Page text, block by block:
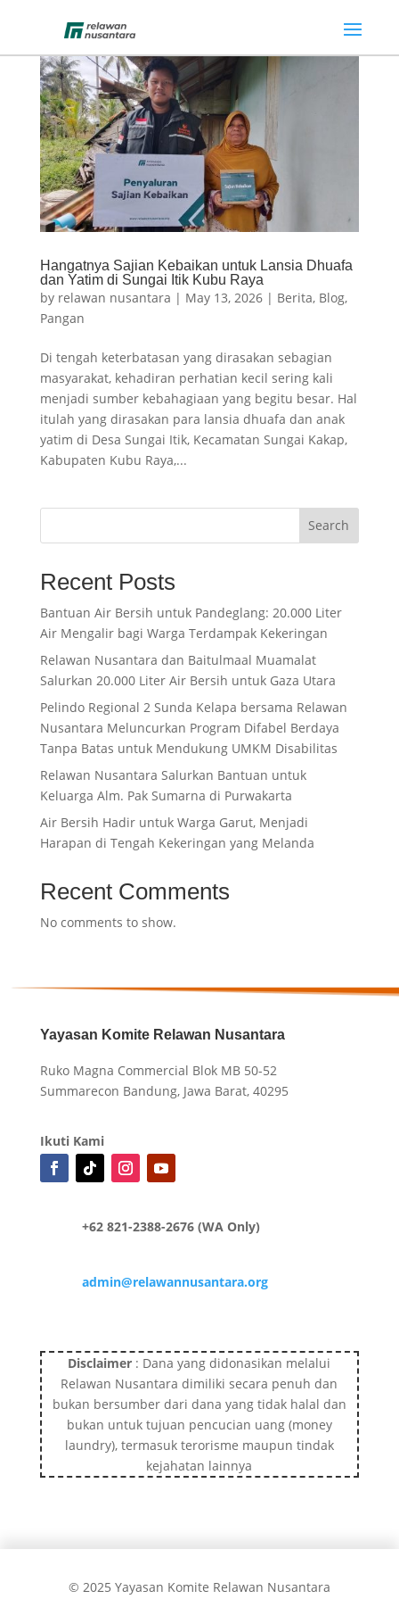
Hangatnya Sajian Kebaikan untuk Lansia Dhuafa
dan Yatim di Sungai Itik Kubu Raya
by relawan nusantara | May 13, 2026| Berita, Blog,
Pangan
Di tengah keterbatasan yang dirasakan sebagian
masyarakat, kehadiran perhatian kecil sering kali
menjadi sumber kebahagiaan yang begitu besar. Hal
itulah yang dirasakan para lansia dhuafa dan anak
yatim di Desa Sungai Itik, Kecamatan Sungai Kakap,
Kabupaten Kubu Raya,...
Search
Recent Posts
Bantuan Air Bersih untuk Pandeglang: 20.000 Liter
Air Mengalir bagi Warga Terdampak Kekeringan
Relawan Nusantara dan Baitulmaal Muamalat
Salurkan 20.000 Liter Air Bersih untuk Gaza Utara
Pelindo Regional 2 Sunda Kelapa bersama Relawan
Nusantara Meluncurkan Program Difabel Berdaya
Tanpa Batas untuk Mendukung UMKM Disabilitas
Relawan Nusantara Salurkan Bantuan untuk
Keluarga Alm. Pak Sumarna di Purwakarta
Air Bersih Hadir untuk Warga Garut, Menjadi
Harapan di Tengah Kekeringan yang Melanda
Recent Comments
No comments to show.
Yayasan Komite Relawan Nusantara
Ruko Magna Commercial Blok MB 50-52
Summarecon Bandung, Jawa Barat, 40295
Ikuti Kami
+62 821-2388-2676 (WA Only)
admin@relawannusantara.org
Disclaimer : Dana yang didonasikan melalui
Relawan Nusantara dimiliki secara penuh dan
bukan bersumber dari dana yang tidak halal dan
bukan untuk tujuan pencucian uang (money
laundry), termasuk terorisme maupun tindak
kejahatan lainnya
© 2025 Yayasan Komite Relawan Nusantara